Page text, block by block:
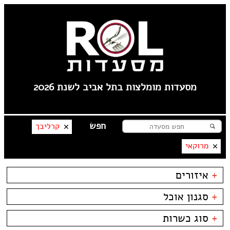
מסעדות מומלצות בתל אביב לשנת 2026
קרליבך
מרוקאי
+ איזורים
לילינבלום
תל אביב
----
פלורנטין
+ סגנון אוכל
בשרים
דגים
ביסטרו
+ סוג כשרות